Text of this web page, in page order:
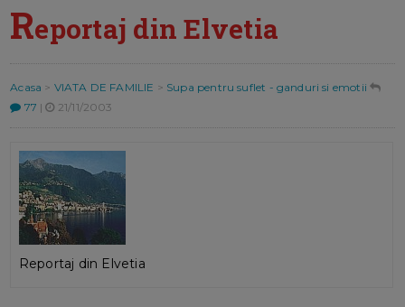
Reportaj din Elvetia
Acasa > VIATA DE FAMILIE > Supa pentru suflet - ganduri si emotii
77 | 21/11/2003
Reportaj din Elvetia